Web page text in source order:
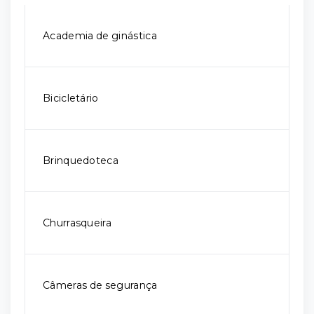
Academia de ginástica
Bicicletário
Brinquedoteca
Churrasqueira
Câmeras de segurança